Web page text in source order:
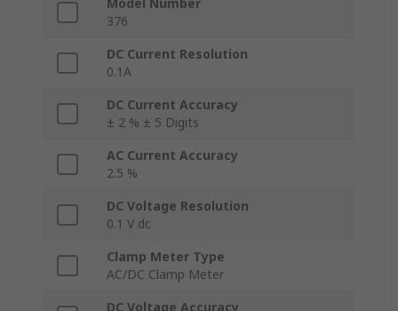
Model Number
376
DC Current Resolution
0.1A
DC Current Accuracy
± 2 % ± 5 Digits
AC Current Accuracy
2.5 %
DC Voltage Resolution
0.1 V dc
Clamp Meter Type
AC/DC Clamp Meter
DC Voltage Accuracy